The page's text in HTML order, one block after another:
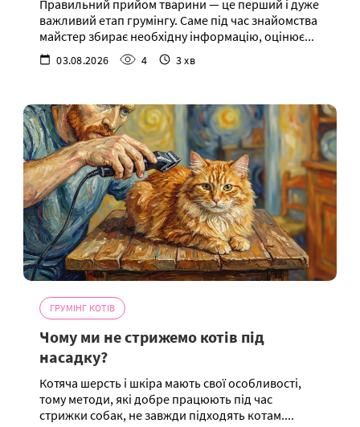
Правильний прийом тварини — це перший і дуже
важливий етап грумінгу. Саме під час знайомства
майстер збирає необхідну інформацію, оцінює...
03.08.2026 4 3 хв
ГРУМІНГ КОТІВ
Чому ми не стрижемо котів під
насадку?
Котяча шерсть і шкіра мають свої особливості,
тому методи, які добре працюють під час
стрижки собак, не завжди підходять котам....